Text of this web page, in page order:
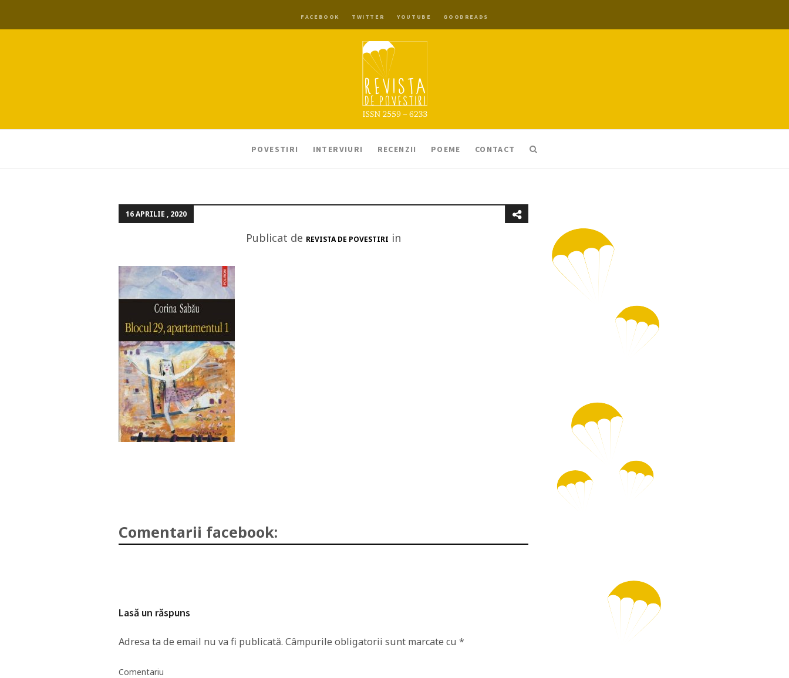
FACEBOOK TWITTER YOUTUBE GOODREADS
POVESTIRI INTERVIURI RECENZII POEME CONTACT
16 APRILIE , 2020
Publicat de REVISTA DE POVESTIRI in
Comentarii facebook:
Lasă un răspuns
Adresa ta de email nu va fi publicată. Câmpurile obligatorii sunt marcate cu *
Comentariu